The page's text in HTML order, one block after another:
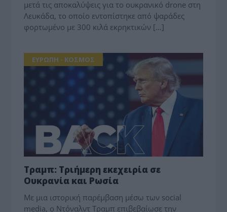
μετά τις αποκαλύψεις για το ουκρανικό drone στη
Λευκάδα, το οποίο εντοπίστηκε από ψαράδες
φορτωμένο με 300 κιλά εκρηκτικών […]
ΕΥΡΩΠΗ - ΚΟΣΜΟΣ
Τραμπ: Τριήμερη εκεχειρία σε
Ουκρανία και Ρωσία
Με μια ιστορική παρέμβαση μέσω των social
media, ο Ντόναλντ Τραμπ επιβεβαίωσε την